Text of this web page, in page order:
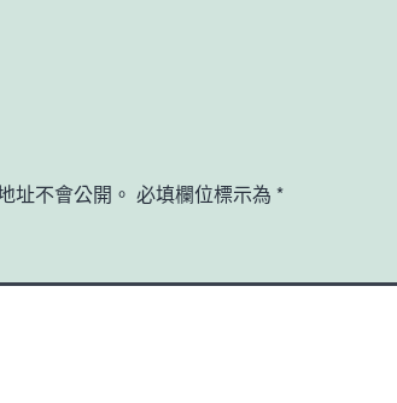
址不會公開。 必填欄位標示為 *